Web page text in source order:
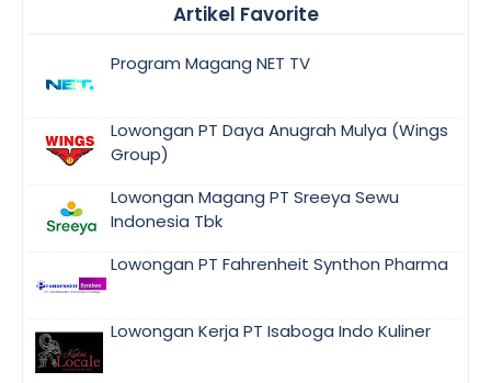
Artikel Favorite
Program Magang NET TV
Lowongan PT Daya Anugrah Mulya (Wings
Group)
Lowongan Magang PT Sreeya Sewu
Indonesia Tbk
Lowongan PT Fahrenheit Synthon Pharma
Lowongan Kerja PT Isaboga Indo Kuliner